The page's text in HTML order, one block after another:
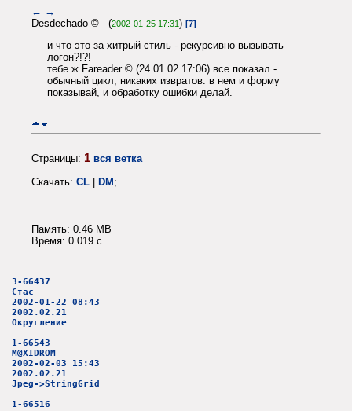
← →
Desdechado © (2002-01-25 17:31) [7]
и что это за хитрый стиль - рекурсивно вызывать
логон?!?!
тебе ж Fareader © (24.01.02 17:06) все показал -
обычный цикл, никаких извратов. в нем и форму
показывай, и обработку ошибки делай.
Страницы: 1 вся ветка
Скачать: CL | DM;
Память: 0.46 MB
Время: 0.019 c
3-66437
Стас
2002-01-22 08:43
2002.02.21
Округление
1-66543
M@XIDROM
2002-02-03 15:43
2002.02.21
Jpeg->StringGrid
1-66516